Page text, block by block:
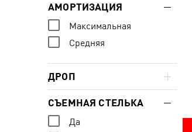
АМОРТИЗАЦИЯ
Максимальная
Средняя
ДРОП
СЪЕМНАЯ СТЕЛЬКА
Да